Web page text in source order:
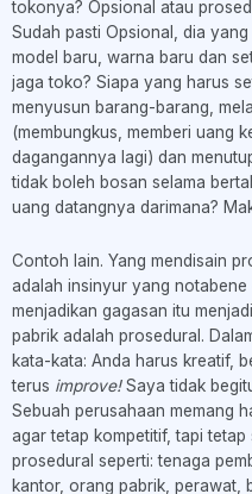
tokonya? Opsional atau
Sudah pasti Opsional, dia
model baru, warna baru dan
jaga toko? Siapa yang harus
menyusun barang-barang,
(membungkus, memberi uang
dagangannya lagi) dan
tidak boleh bosan selama
uang datangnya darimana?
Contoh lain. Yang mendisain
adalah insinyur yang
menjadikan gagasan itu
pabrik adalah prosedural.
kata-kata: Anda harus kreatif,
terus improve!Saya tidak
Sebuah perusahaan memang
agar tetap kompetitif, tapi
prosedural seperti: tenaga
kantor, orang pabrik, perawat,